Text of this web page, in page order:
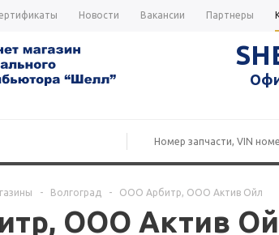
Новости Вакансии Партнеры
- Волгоград - ООО Арбитр, ООО Актив Ойл
ООО Актив